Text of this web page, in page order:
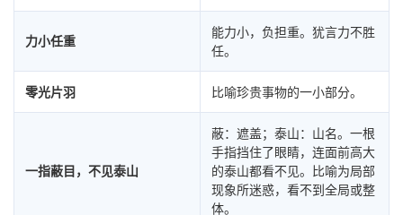
力小任重
能力小，负担重。犹言力不胜
任。
零光片羽 比喻珍贵事物的一小部分。
一指蔽目，不见泰山
蔽：遮盖；泰山：山名。一根
手指挡住了眼睛，连面前高大
的泰山都看不见。比喻为局部
现象所迷惑，看不到全局或整
体。